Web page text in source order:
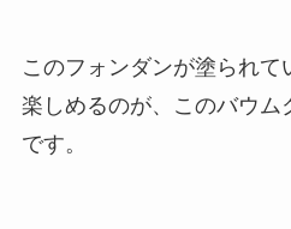
このフォンダンが塗られて
楽しめるのが、このバウム
です。